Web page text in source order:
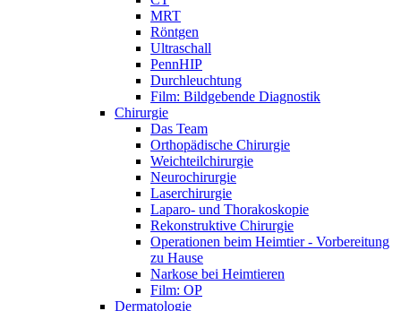
MRT
Röntgen
Ultraschall
PennHIP
Durchleuchtung
Film: Bildgebende Diagnostik
Chirurgie
Das Team
Orthopädische Chirurgie
Weichteilchirurgie
Neurochirurgie
Laserchirurgie
Laparo- und Thorakoskopie
Rekonstruktive Chirurgie
Operationen beim Heimtier - Vorbereitung
zu Hause
Narkose bei Heimtieren
Film: OP
Dermatologie